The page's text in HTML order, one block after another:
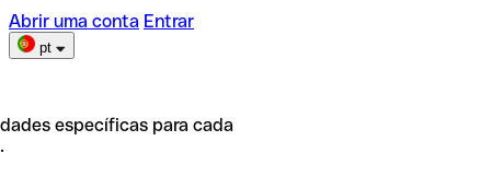
Abrir uma conta Entrar
pt
específicas para cada